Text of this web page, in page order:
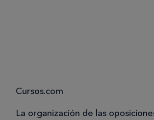
Cursos.com
La organización de las